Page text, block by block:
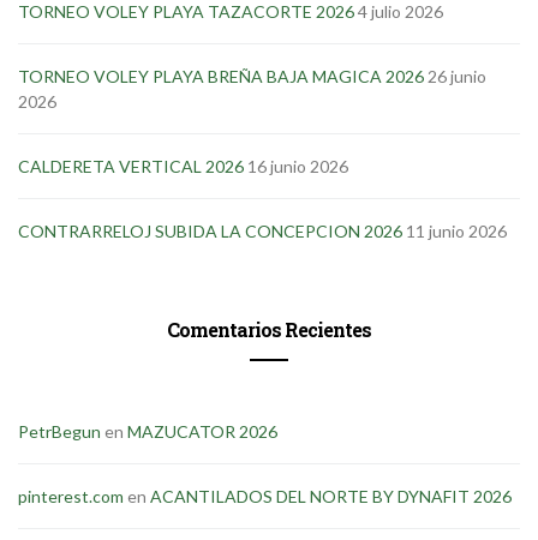
TORNEO VOLEY PLAYA TAZACORTE 20264 julio 2026
TORNEO VOLEY PLAYA BREÑA BAJA MAGICA 2026 26 junio
2026
CALDERETA VERTICAL 2026 16 junio 2026
CONTRARRELOJ SUBIDA LA CONCEPCION 2026 11 junio 2026
Comentarios Recientes
PetrBegun en MAZUCATOR 2026
pinterest.com en ACANTILADOS DEL NORTE BY DYNAFIT 2026